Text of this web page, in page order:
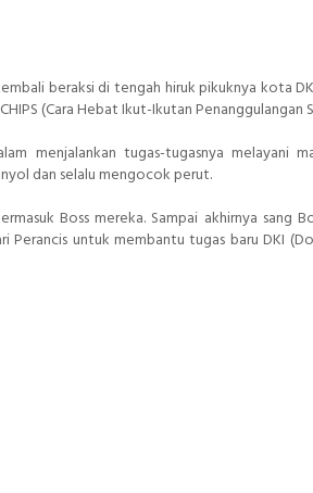
beraksi di tengah hiruk pikuknya kota
(Cara Hebat Ikut-Ikutan Penanggulangan
menjalankan tugas-tugasnya melayani
dan selalu mengocok perut.
Boss mereka. Sampai akhirnya sang
Perancis untuk membantu tugas baru DKI